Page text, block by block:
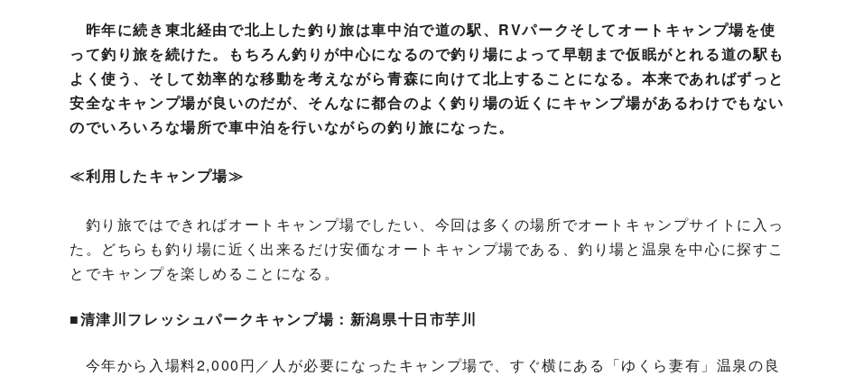
昨年に続き東北経由で北上した釣り旅は車中泊で道の駅、RVパークそしてオートキャンプ場を使
って釣り旅を続けた。もちろん釣りが中心になるので釣り場によって早朝まで仮眠がとれる道の駅も
よく使う、そして効率的な移動を考えながら青森に向けて北上することになる。本来であればずっと
安全なキャンプ場が良いのだが、そんなに都合のよく釣り場の近くにキャンプ場があるわけでもない
のでいろいろな場所で車中泊を行いながらの釣り旅になった。
≪利用したキャンプ場≫
釣り旅ではできればオートキャンプ場でしたい、今回は多くの場所でオートキャンプサイトに入っ
た。どちらも釣り場に近く出来るだけ安価なオートキャンプ場である、釣り場と温泉を中心に探すこ
とでキャンプを楽しめることになる。
■清津川フレッシュパークキャンプ場：新潟県十日市芋川
今年から入場料2,000円／人が必要になったキャンプ場で、すぐ横にある「ゆくら妻有」温泉の良